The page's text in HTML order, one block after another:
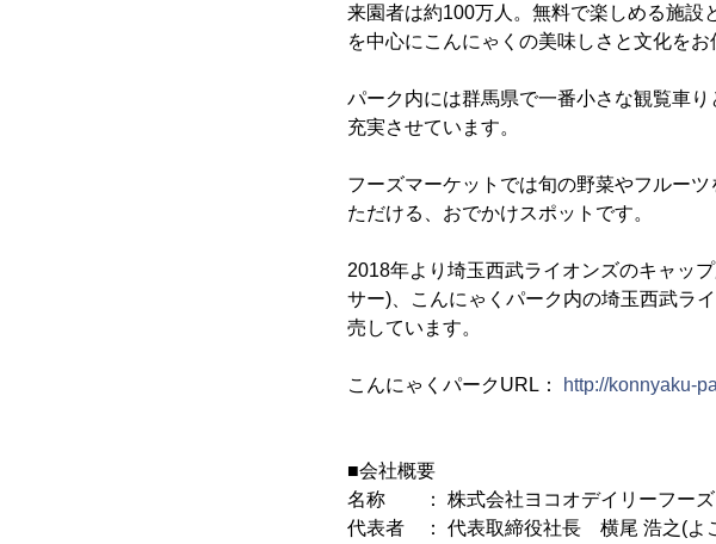
来園者は約100万人。無料で楽しめる施設
を中心にこんにゃくの美味しさと文化をお
パーク内には群馬県で一番小さな観覧車
充実させています。
フーズマーケットでは旬の野菜やフルー
ただける、おでかけスポットです。
2018年より埼玉西武ライオンズのキャッ
サー)、こんにゃくパーク内の埼玉西武ラ
売しています。
こんにゃくパークURL： http://konnyaku-
■会社概要
名称 ： 株式会社ヨコオデイリーフーズ
代表者 ： 代表取締役社長 横尾 浩之(よ